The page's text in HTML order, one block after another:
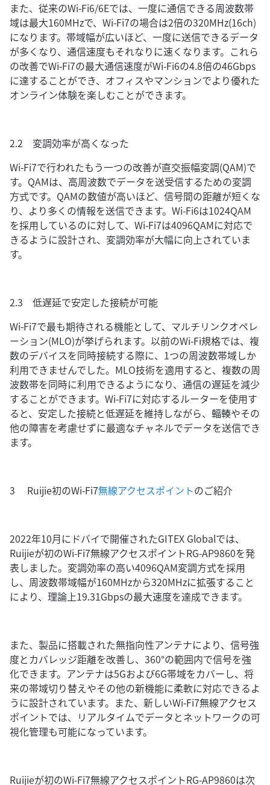
また、従来のWi-Fi6/6Eでは、一度に通信できる周波数帯
域は最大160MHzで、Wi-Fi7の場合は2倍の320MHz(16ch)
になります。帯域幅が広いほど、一度に送信できるデータ
が多くなり、通信速度もそれなりに速くなります。これら
の改善でWi-Fi7の最大通信速度がWi-Fi6の4.8倍の46Gbps
に達することができ、オフィスやマンションでより優れた
オンライン体験を楽しむことができます。
2.2 変調効率が高くなった
Wi-Fi7で行われたもう一つの改善が直交振幅変調(QAM)で
す。QAMは、高周波数でデータを送受信するための変調
方式です。QAMの数値が高いほど、信号間の距離が短くな
り、より多くの情報を送信できます。Wi-Fi6は1024QAM
を採用しているのに対して、Wi-Fi7は4096QAMに対応で
きるように設計され、変調効率が大幅に向上されていま
す。
2.3 低遅延で安定した接続が可能
Wi-Fi7で最も期待される機能として、マルチリンクオペレ
ーション(MLO)が挙げられます。以前のWi-Fi規格では、複
数のデバイスを同時接続する際に、1つの周波数帯域しか
利用できませんでした。MLO技術を適用すると、複数の周
波数帯を同時に利用できるようになり、通信の遅延を減少
することができます。Wi-Fi7に対応するルーターを使用す
ると、安定した接続と低遅延を維持しながら、輻輳やその
他の障害を考慮せずに最適なチャネルでデータを送信でき
ます。
3 Ruijie初のWi-Fi7無線アクセスポイントのご紹介
2022年10月にドバイで開催されたGITEX Globalでは、
Ruijieが初のWi-Fi7無線アクセスポイントRG-AP9860を発
表しました。変調効率の高い4096QAM変調方式を採用
し、周波数帯域幅が160MHzから320MHzに拡張すること
により、理論上19.31Gbpsの最大速度を達成できます。
また、製品に搭載された無指向性アンテナにより、信号強
度とカバレッジ距離を改善し、360°の範囲内で信号を強
化できます。アンテナは5Gおよび6G帯域をカバーし、将
来の帯域切り替えやその他の新機能に柔軟に対応できるよ
うに設計されています。また、新しいWi-Fi7無線アクセス
ポイントでは、リアルタイムでデータとネットワークの可
視化管理も可能になっています。
Ruijieが初のWi-Fi7無線アクセスポイントRG-AP9860は次